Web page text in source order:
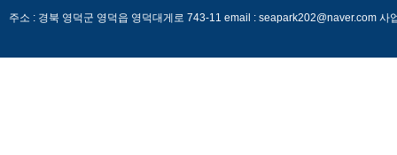
주소 : 경북 영덕군 영덕읍 영덕대게로 743-11 email : seapark202@naver.com